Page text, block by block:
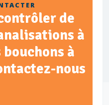
de
à
à
nous